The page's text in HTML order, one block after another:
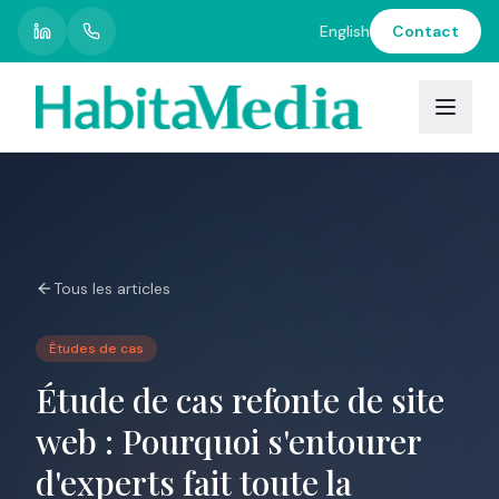
English Contact
Tous les articles
Études de cas
Étude de cas refonte de site
web : Pourquoi s'entourer
d'experts fait toute la
Restons
en
contact
et
jour
directement
dans
votre
de
réception.
Promis,